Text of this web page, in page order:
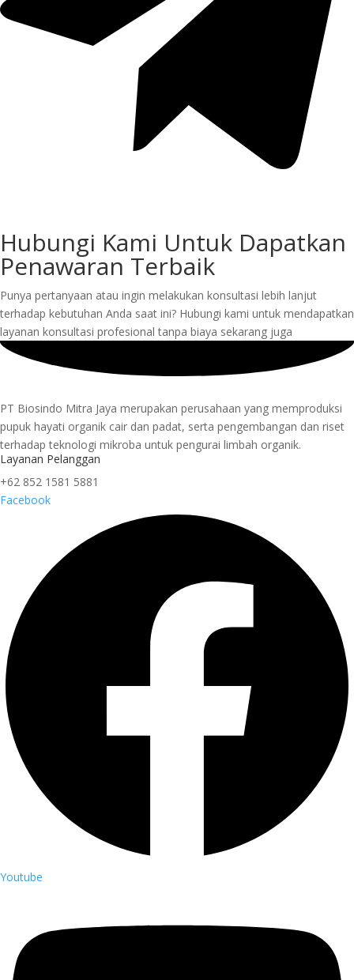
Hubungi Kami Untuk Dapatkan
Penawaran Terbaik
Punya pertanyaan atau ingin melakukan konsultasi lebih lanjut
terhadap kebutuhan Anda saat ini? Hubungi kami untuk mendapatkan
layanan konsultasi profesional tanpa biaya sekarang juga
PT Biosindo Mitra Jaya merupakan perusahaan yang memproduksi
pupuk hayati organik cair dan padat, serta pengembangan dan riset
terhadap teknologi mikroba untuk pengurai limbah organik.
Layanan Pelanggan
+62 852 1581 5881
Facebook
Youtube